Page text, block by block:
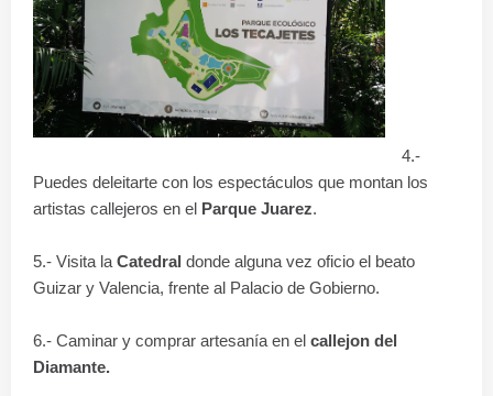
4.-
Puedes deleitarte con los espectáculos que montan los
artistas callejeros en el Parque Juarez.
5.- Visita la Catedral donde alguna vez oficio el beato
Guizar y Valencia, frente al Palacio de Gobierno.
6.- Caminar y comprar artesanía en el callejon del
Diamante.